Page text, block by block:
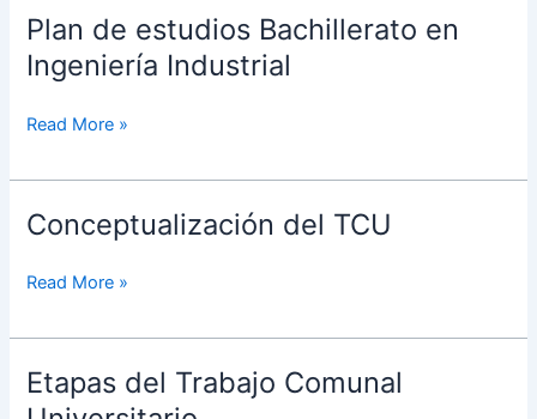
Plan de estudios Bachillerato en
Ingeniería Industrial
Plan
de
estudios
Read More »
Conceptualización del TCU
Conceptualización
TCU
Read More »
Etapas del Trabajo Comunal
Etapas
del